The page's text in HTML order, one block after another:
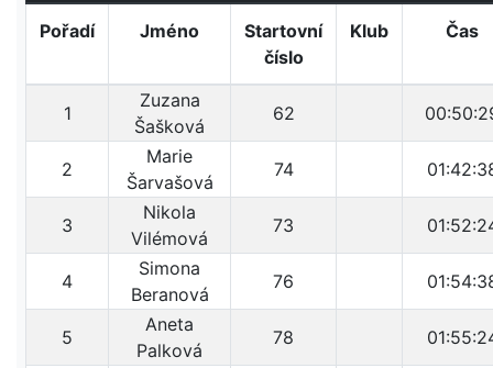
Pořadí Jméno
Startovní
číslo
Klub Čas
1
Zuzana
Šašková
62
2
Marie
Šarvašová
74
3
Nikola
Vilémová
73
4
Simona
Beranová
76
5
Aneta
Palková
78